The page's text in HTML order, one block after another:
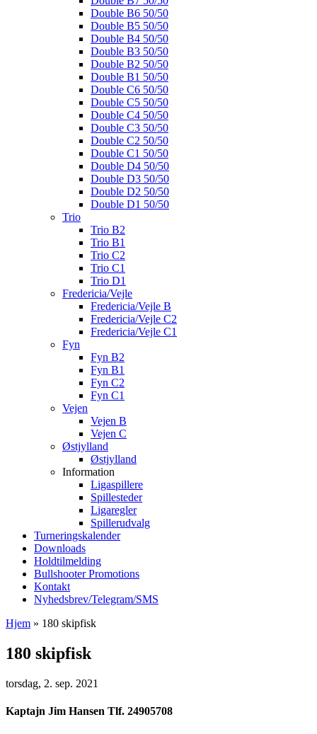
Double B6 50/50
Double B5 50/50
Double B4 50/50
Double B3 50/50
Double B2 50/50
Double B1 50/50
Double C6 50/50
Double C5 50/50
Double C4 50/50
Double C3 50/50
Double C2 50/50
Double C1 50/50
Double D4 50/50
Double D3 50/50
Double D2 50/50
Double D1 50/50
Trio
Trio B2
Trio B1
Trio C2
Trio C1
Trio D1
Fredericia/Vejle
Fredericia/Vejle B
Fredericia/Vejle C2
Fredericia/Vejle C1
Fyn
Fyn B2
Fyn B1
Fyn C2
Fyn C1
Vejen
Vejen B
Vejen C
Østjylland
Østjylland
Information
Ligaspillere
Spillesteder
Ligaregler
Spillerudvalg
Turneringskalender
Downloads
Holdtilmelding
Bullshooter Promotions
Kontakt
Nyhedsbrev/Telegram/SMS
Hjem » 180 skipfisk
180 skipfisk
torsdag, 2. sep. 2021
Kaptajn Jim Hansen Tlf. 24905708